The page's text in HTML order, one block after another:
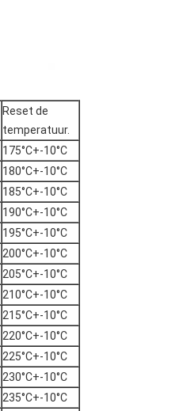
Reset de
temperatuur.
175°C+-10°C
180°C+-10°C
185°C+-10°C
190°C+-10°C
195°C+-10°C
200°C+-10°C
205°C+-10°C
210°C+-10°C
215°C+-10°C
220°C+-10°C
225°C+-10°C
230°C+-10°C
235°C+-10°C